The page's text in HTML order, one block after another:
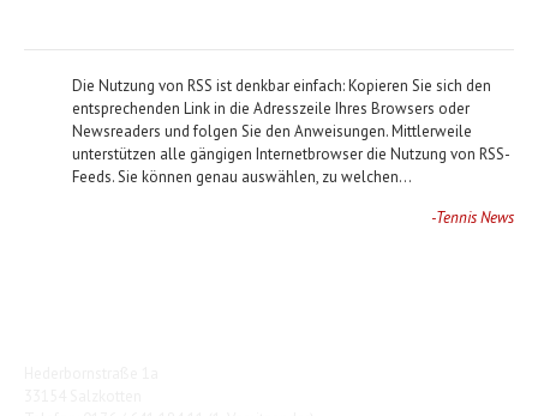
Die Nutzung von RSS ist denkbar einfach: Kopieren Sie sich den
entsprechenden Link in die Adresszeile Ihres Browsers oder
Newsreaders und folgen Sie den Anweisungen. Mittlerweile
unterstützen alle gängigen Internetbrowser die Nutzung von RSS-
Feeds. Sie können genau auswählen, zu welchen...
-Tennis News